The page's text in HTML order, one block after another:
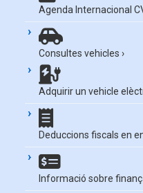
Agenda Internacional
Consultes vehicles ›
Adquirir un vehicle
Deduccions fiscals en
Informació sobre